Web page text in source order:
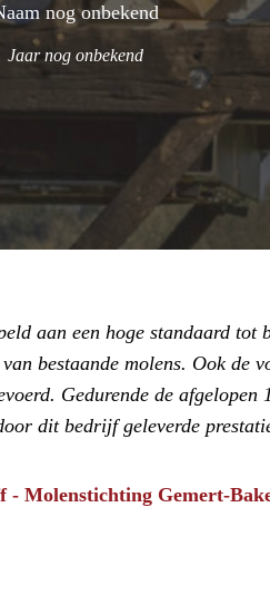
nog onbekend
Jaar nog onbekend
aan een hoge standaard
bestaande molens. Ook de
Gedurende de
dit bedrijf geleverde
- Molenstichting Gemert-